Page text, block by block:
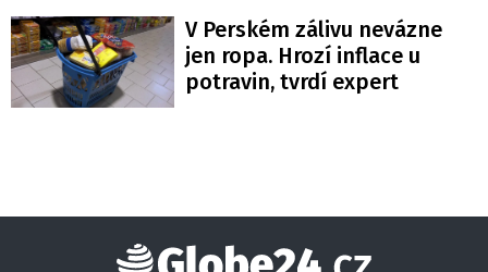
V Perském zálivu nevázne
jen ropa. Hrozí inflace u
potravin, tvrdí expert
Globe24